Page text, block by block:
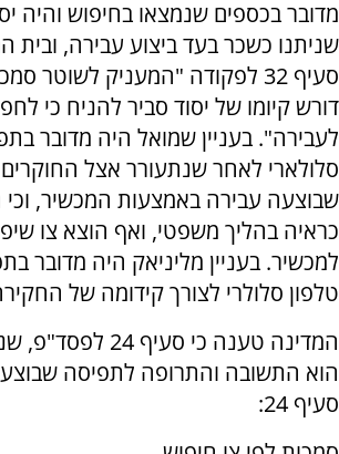
מדובר בכספים שנמצאו בחיפוש והיה
שניתנו כשכר בעד ביצוע עבירה, ובית
סעיף 32 לפקודה "המעניק לשוטר
דורש קיומו של יסוד סביר להניח כי
לעבירה". בעניין שמואל היה מדובר
סלולארי לאחר שנתעורר אצל החוקרים
שבוצעה עבירה באמצעות המכשיר,
כראיה בהליך משפטי, ואף הוצא צו
למכשיר. בעניין מליניאק היה מדובר
טלפון סלולרי לצורך קידומה של
המדינה טענה כי
הוא התשובה והתרופה לתפיסה שבוצעה
סעיף 24: